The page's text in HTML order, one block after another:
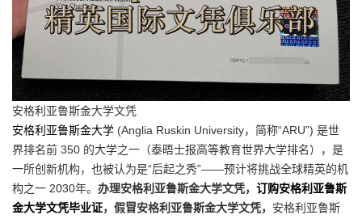
安格利亚鲁斯金大学文凭
安格利亚鲁斯金大学 (Anglia Ruskin University，简称“ARU”) 是世
界排名前 350 的大学之一（泰晤士报高等教育世界大学排名），是
一所创新机构，也被认为是“后起之秀”——预计将挑战全球精英的机
构之一 2030年。 办理安格利亚鲁斯金大学文凭， 订购安格利亚鲁斯
金大学文凭毕业证，假冒安格利亚鲁斯金大学文凭， 安格利亚鲁斯